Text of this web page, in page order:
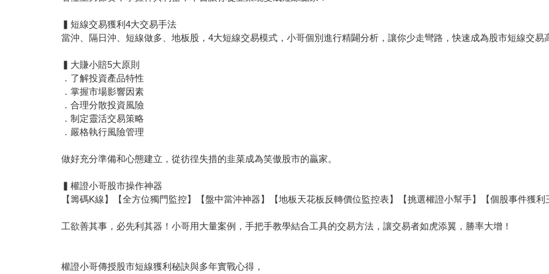
▍短線交易獲利4大交易手法
當沖、隔日沖、短線做多、地板股，4大短線交易模式，小哥個別進行精闢分析，讓你少走彎路，快速成為股市短線交易
▍大賺小賠5大原則
．了解投資產品特性
．掌握市場影響因素
．合理分散投資風險
．制定靈活交易策略
．嚴格執行風險管理
做好充分準備和心態建立，從彷徨失措的韭菜成為笑傲股市的贏家。
▍權證小哥股市操作神器
【籌碼K線】【全方位獨門監控】【盤中當沖神器】【地板天花板反轉價位監控表】【挑選權證小幫手】【個股事件獲利
工欲善其事，必先利其器！小哥用大量案例，手把手教學結合工具的交易方法，讓交易者如虎添翼，勝率大增！
權證小哥傳授股市短線獲利秘訣與多年實戰心得，